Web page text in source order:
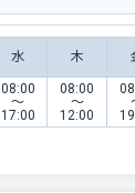
水 木
08:00
〜
17:00
08:00
〜
12:00